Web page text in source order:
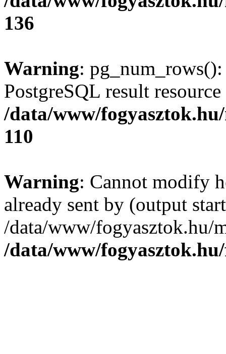
136
Warning:
PostgreSQL result
/data/www/
110
Warning: Cannot modify
already sent by (output
/data/www/fogyasztok.hu/
/data/www/